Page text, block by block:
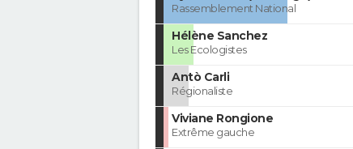
Rassemblement National
Hélène Sanchez
Les Ecologistes
Antò Carli
Régionaliste
Viviane Rongione
Extrême gauche